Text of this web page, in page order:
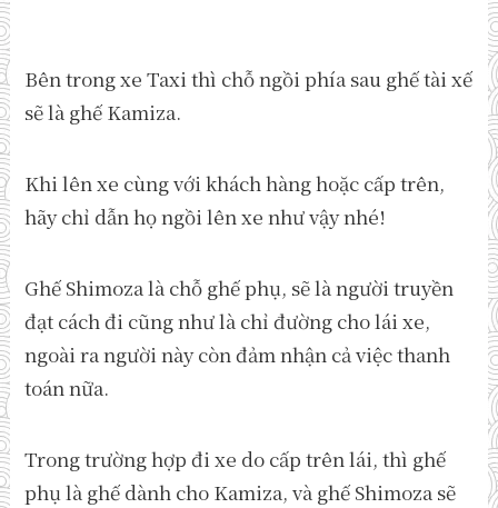
Bên trong xe Taxi thì chỗ ngồi phía sau ghế tài xế
sẽ là ghế Kamiza.
Khi lên xe cùng với khách hàng hoặc cấp trên,
hãy chỉ dẫn họ ngồi lên xe như vậy nhé!
Ghế Shimoza là chỗ ghế phụ, sẽ là người truyền
đạt cách đi cũng như là chỉ đường cho lái xe,
ngoài ra người này còn đảm nhận cả việc thanh
toán nữa.
Trong trường hợp đi xe do cấp trên lái, thì ghế
phụ là ghế dành cho Kamiza, và ghế Shimoza sẽ